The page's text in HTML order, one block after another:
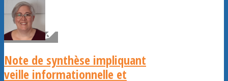
Note de synthèse impliquant
veille informationnelle et